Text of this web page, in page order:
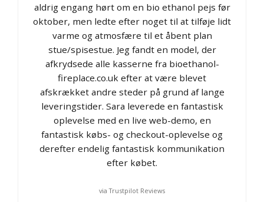
aldrig engang hørt om en bio ethanol pejs før
oktober, men ledte efter noget til at tilføje lidt
varme og atmosfære til et åbent plan
stue/spisestue. Jeg fandt en model, der
afkrydsede alle kasserne fra bioethanol-
fireplace.co.uk efter at være blevet
afskrækket andre steder på grund af lange
leveringstider. Sara leverede en fantastisk
oplevelse med en live web-demo, en
fantastisk købs- og checkout-oplevelse og
derefter endelig fantastisk kommunikation
efter købet.
via Trustpilot Reviews